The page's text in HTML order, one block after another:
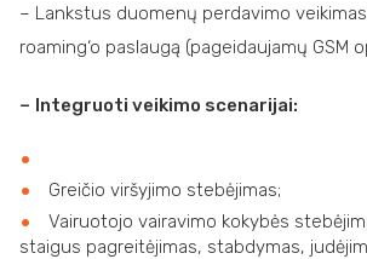
– Lankstus duomenų perdavimo
roaming‘o paslaugą (pageidaujamų GSM
– Integruoti veikimo scenarijai:
Greičio viršyjimo stebėjimas;
Vairuotojo vairavimo kokybės
staigus pagreitėjimas, stabdymas,